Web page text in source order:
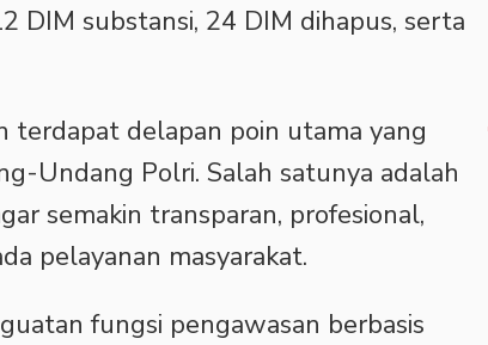
DIM substansi, 24 DIM dihapus, serta
terdapat delapan poin utama yang
Undang Polri. Salah satunya adalah
semakin transparan, profesional,
pelayanan masyarakat.
fungsi pengawasan berbasis